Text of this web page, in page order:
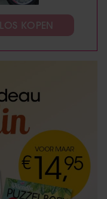
LOS KOPEN